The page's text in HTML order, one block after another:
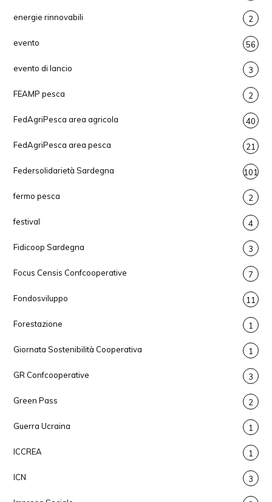
energie rinnovabili 2
evento 56
evento di lancio 3
FEAMP pesca 2
FedAgriPesca area agricola 40
FedAgriPesca area pesca 21
Federsolidarietà Sardegna 101
fermo pesca 2
festival 4
Fidicoop Sardegna 3
Focus Censis Confcooperative 7
Fondosviluppo 11
Forestazione 1
Giornata Sostenibilità Cooperativa 1
GR Confcooperative 3
Green Pass 2
Guerra Ucraina 1
ICCREA 1
ICN 3